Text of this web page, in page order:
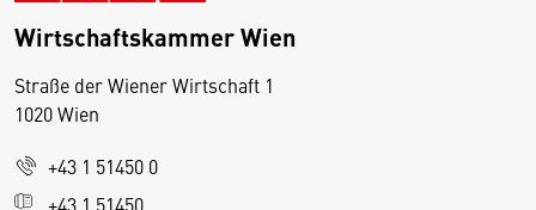
Wirtschaftskammer Wien
Straße der Wiener Wirtschaft 1
1020 Wien
+43 1 51450 0
+43 1 51450
D